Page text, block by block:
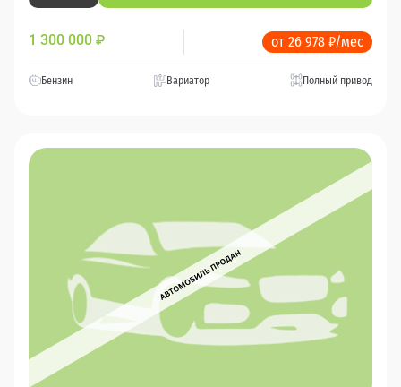
1 300 000 ₽ от 26 978 ₽/мес
Бензин Вариатор Полный привод